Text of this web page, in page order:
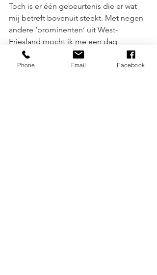
Toch is er één gebeurtenis die er wat
mij betreft bovenuit steekt. Met negen
andere ‘prominenten’ uit West-
Friesland mocht ik me een dag
inzetten voor Inloophuis Pisa. De actie
werd een groot succes. Los van de
Phone Email Facebook